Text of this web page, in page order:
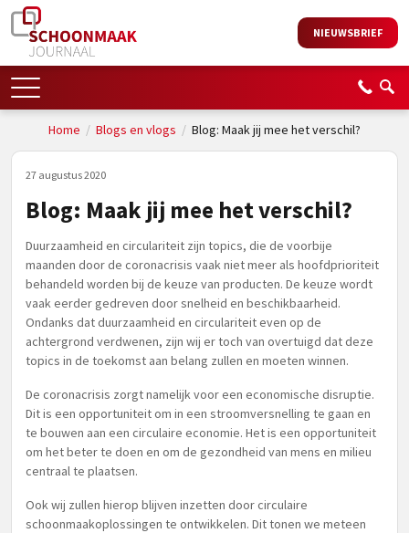
NIEUWSBRIEF
Home / Blogs en vlogs / Blog: Maak jij mee het verschil?
27 augustus 2020
Blog: Maak jij mee het verschil?
Duurzaamheid en circulariteit zijn topics, die de voorbije
maanden door de coronacrisis vaak niet meer als hoofdprioriteit
behandeld worden bij de keuze van producten. De keuze wordt
vaak eerder gedreven door snelheid en beschikbaarheid.
Ondanks dat duurzaamheid en circulariteit even op de
achtergrond verdwenen, zijn wij er toch van overtuigd dat deze
topics in de toekomst aan belang zullen en moeten winnen.
De coronacrisis zorgt namelijk voor een economische disruptie.
Dit is een opportuniteit om in een stroomversnelling te gaan en
te bouwen aan een circulaire economie. Het is een opportuniteit
om het beter te doen en om de gezondheid van mens en milieu
centraal te plaatsen.
Ook wij zullen hierop blijven inzetten door circulaire
schoonmaakoplossingen te ontwikkelen. Dit tonen we meteen